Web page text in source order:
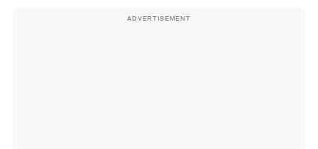
ADVERTISEMENT